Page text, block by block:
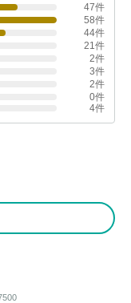
47件
58件
44件
21件
2件
3件
2件
0件
4件